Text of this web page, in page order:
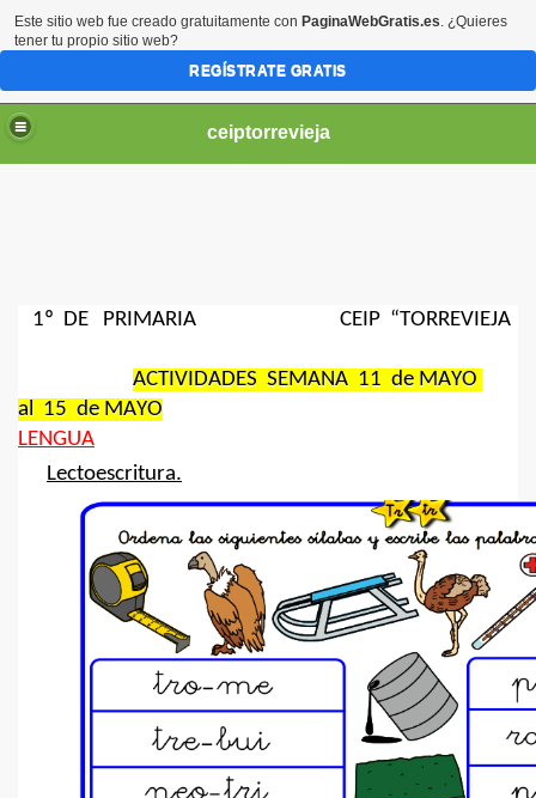
ceiptorrevieja
1º DE PRIMARIA CEIP “TORREVIEJA
ACTIVIDADES SEMANA 11 de MAYO
al 15 de MAYO
LENGUA
Lectoescritura.
5 AÑOS.
Este sitio web fue creado gratuitamente con PaginaWebGratis.es. ¿Quieres
tener tu propio sitio web?
REGÍSTRATE GRATIS